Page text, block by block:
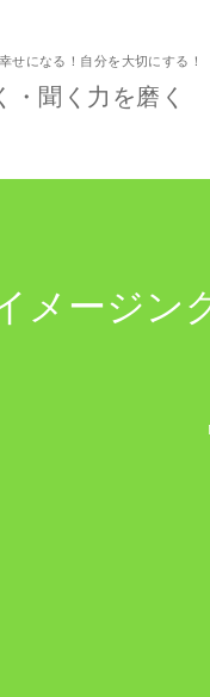
せになる！自分を大切にす
・聞く力を磨
メージン